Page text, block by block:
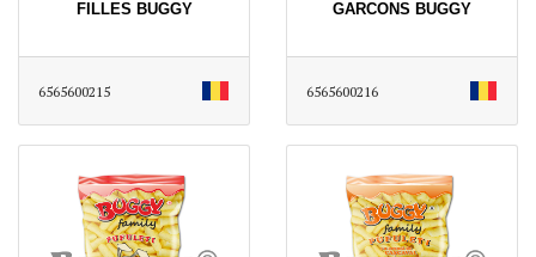
FILLES BUGGY
6565600215
GARCONS BUGGY
6565600216